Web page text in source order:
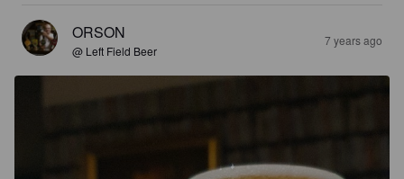
ORSON
@ Left Field Beer
7 years ago